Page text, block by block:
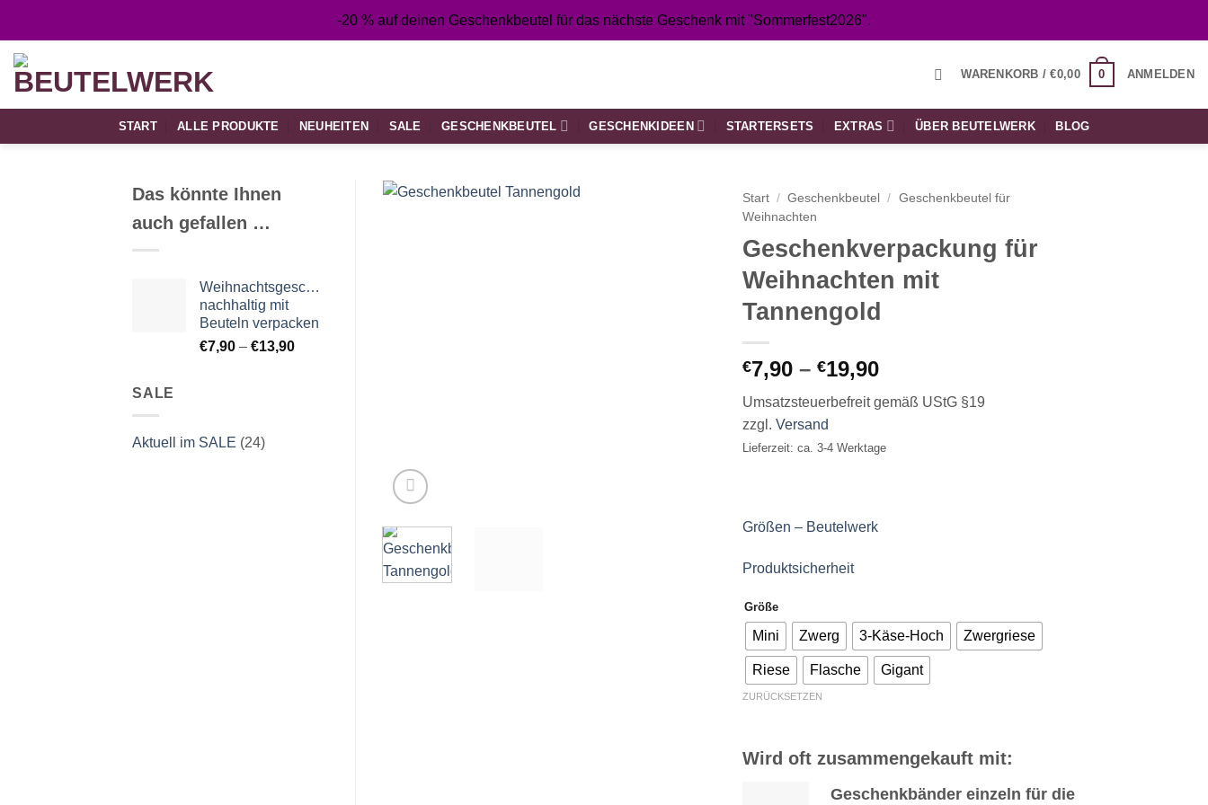
springen
-20 % auf deinen Geschenkbeutel für das nächste Geschenk mit "Sommerfest2026".
WARENKORB /€0,00 0 ANMELDEN
START ALLE PRODUKTE NEUHEITEN SALE GESCHENKBEUTEL GESCHENKIDEEN STARTERSETS EXTRAS ÜBER BEUTELWERK BLOG
Das könnte Ihnen
auch gefallen …
Weihnachtsgeschenke
nachhaltig mit
Beuteln verpacken
€7,90 – €13,90Preisspanne:
SALE
Aktuell im SALE (24)
Start / Geschenkbeutel / Geschenkbeutel für
Weihnachten
Geschenkverpackung für
Weihnachten mit
Tannengold
€7,90 –€19,90Preisspanne:
bis
Umsatzsteuerbefreit gemäß UStG §19
zzgl.Versand
Lieferzeit: ca. 3-4 Werktage
Größen – Beutelwerk
Produktsicherheit
Größe
Mini Zwerg 3-Käse-Hoch Zwergriese
Riese Flasche Gigant
ZURÜCKSETZEN
Wird oft zusammengekauft mit:
Geschenkbänder einzeln für die